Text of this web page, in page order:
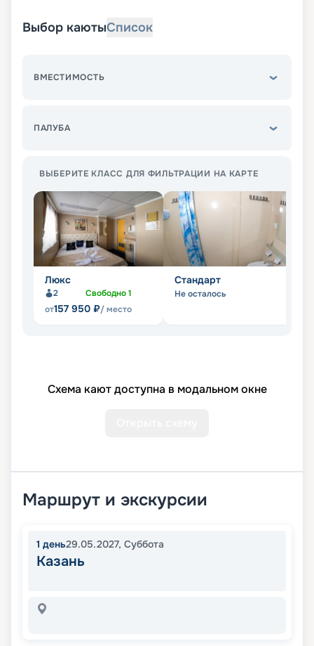
Выбор каютыСписок
ВМЕСТИМОСТЬ
ПАЛУБА
ВЫБЕРИТЕ КЛАСС ДЛЯ ФИЛЬТРАЦИИ НА КАРТЕ
Люкс
2 Свободно1
от157 950 ₽/ место
Стандарт
Не осталось
Схема кают доступна в модальном окне
Маршрут и экскурсии
1 день29.05.2027, Суббота
Казань